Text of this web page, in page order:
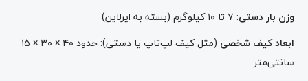
وزن بار دستی: ۷ تا ۱۰ کیلوگرم (بسته به ایرلاین)
ابعاد کیف شخصی
(مثل کیف لپ‌تاپ یا دستی): حدود ۴۰ × ۳۰ × ۱۵
سانتی‌متر